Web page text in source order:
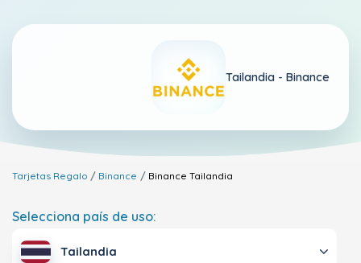
Tailandia - Binance
Tarjetas Regalo Binance Binance Tailandia
Selecciona país de uso:
Tailandia